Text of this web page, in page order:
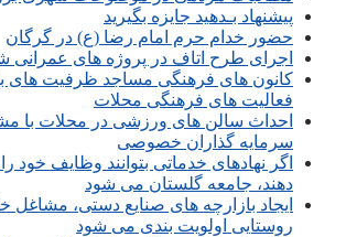
پیشنهاد بـدهید جایزه بگیرید
حضور خدام حرم امام رضا (ع) در گرگان
اجرای طرح اتاف در پروژه های عمرانی
کانون های فرهنگی مساجد ظرفیت های
فعالیت های فرهنگی محلات
احداث سالن های ورزشی در محلات با
سرمایه گذاران خصوصی
اگر نهادهای خدماتی بتوانند وظایف خود
دهند، جامعه گلستان می شود
ایجاد بازارچه های صنایع دستی،
روستایی اولویت بندی می شود